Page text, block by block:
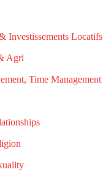
Investissements Locatifs
Agri
Time Management